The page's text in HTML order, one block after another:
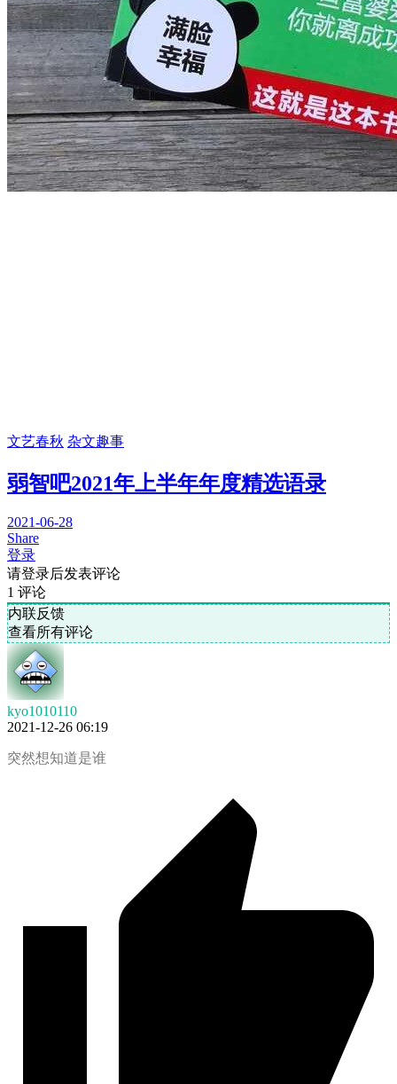
文艺春秋 杂文趣事
弱智吧2021年上半年年度精选语录
2021-06-28
Share
登录
请登录后发表评论
1 评论
内联反馈
查看所有评论
kyo1010110
2021-12-26 06:19
突然想知道是谁